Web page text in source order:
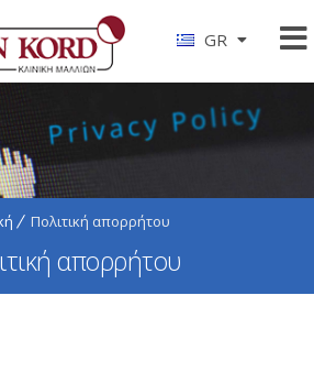
GR
Πολιτική απορρήτου
απορρήτου